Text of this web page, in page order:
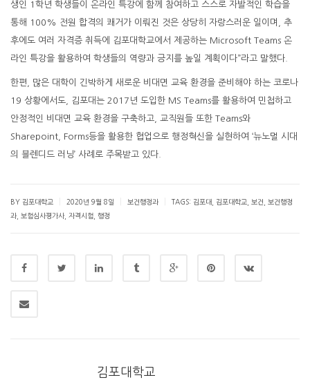
생인 1학년 학생들이 온라인 특강에 함께 참여하고 스스로 자발적인 학습을
통해 100% 전원 합격의 쾌거가 이뤄진 것은 상당히 자랑스러운 일이며, 추
후에도 여러 자격증 취득에 김포대학교에서 제공하는 Microsoft Teams 온
라인 특강을 활용하여 학생들의 역량과 긍지를 높일 계획이다”라고 말했다.
한편, 많은 대학이 긴박하게 새로운 비대면 교육 환경을 준비해야 하는 코로나
19 상황에서도, 김포대는 2017년 도입한 MS Teams를 활용하여 민첩하고
안정적인 비대면 교육 환경을 구축하고, 교직원들 또한 Teams와
Sharepoint, Forms등을 활용한 협업으로 행정혁신을 실현하여 ‘뉴노멀 시대
의 블렌디드 러닝’ 사례로 주목받고 있다.
BY 김포대학교 2020년 9월 8일 보건행정과 TAGS: 김포대 김포대학교 보건
보건행정
과
보험심사평가사, 자격시험 행정
김포대학교